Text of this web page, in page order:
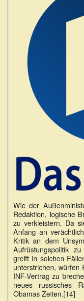
Wie der
Redaktion, logische
zu verkleistern. Da
Anfang an
Kritik an dem
Aufrüstungspolitik
greift in solchen
unterstrichen, würfen
INF-Vertrag zu
neues russisches
Obamas Zeiten.[14]